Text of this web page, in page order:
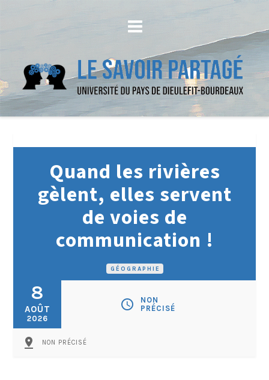
GÉOGRAPHIE
Quand les rivières
gèlent, elles servent
de voies de
communication !
8
AOÛT
2026
schedule
NON
PRÉCISÉ
pin_drop NON PRÉCISÉ